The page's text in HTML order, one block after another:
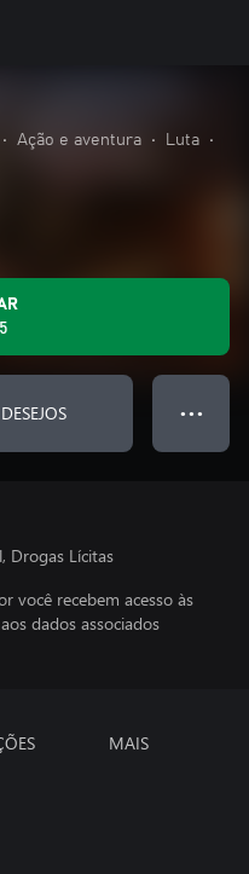
• Ação e aventura • Luta
•
● ● ●
Drogas Lícitas
você recebem acesso às
dados associados
MAIS